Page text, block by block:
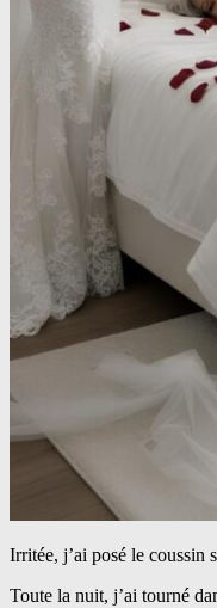
Irritée, j’ai posé le coussin
Toute la nuit, j’ai tourné